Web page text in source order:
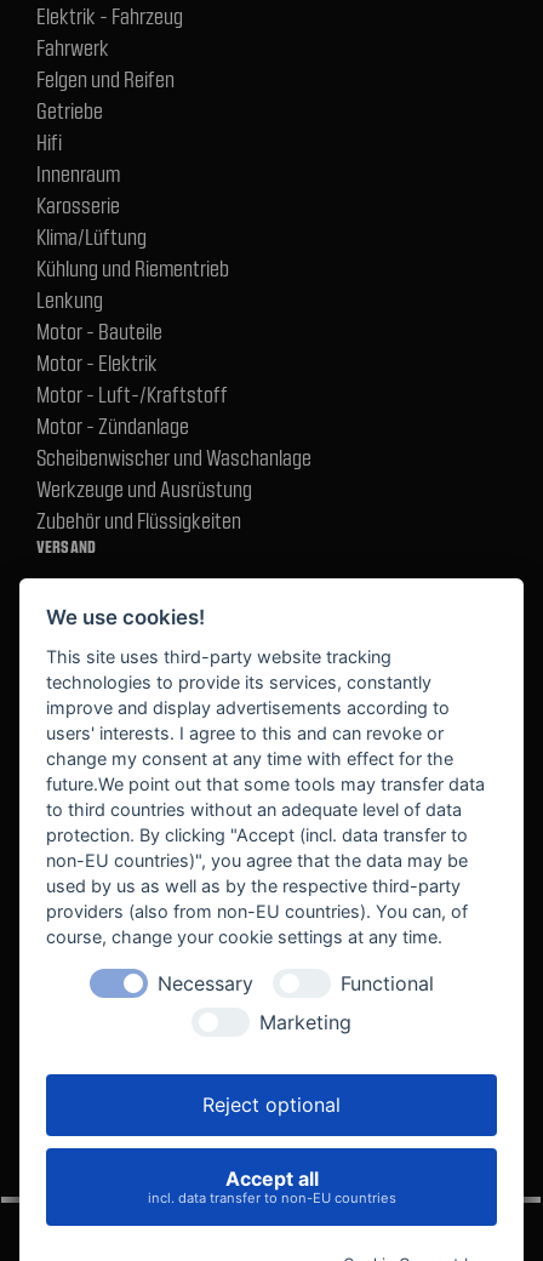
Elektrik - Fahrzeug
Fahrwerk
Felgen und Reifen
Getriebe
Hifi
Innenraum
Karosserie
Klima/Lüftung
Kühlung und Riementrieb
Lenkung
Motor - Bauteile
Motor - Elektrik
Motor - Luft-/Kraftstoff
Motor - Zündanlage
Scheibenwischer und Waschanlage
Werkzeuge und Ausrüstung
Zubehör und Flüssigkeiten
VERSAND
BEKANNT AUS
VELOCITY AUTOMOTIVE
We use cookies!
This site uses third-party website tracking
technologies to provide its services, constantly
improve and display advertisements according to
users' interests. I agree to this and can revoke or
change my consent at any time with effect for the
future.We point out that some tools may transfer data
to third countries without an adequate level of data
protection. By clicking "Accept (incl. data transfer to
non-EU countries)", you agree that the data may be
used by us as well as by the respective third-party
providers (also from non-EU countries). You can, of
course, change your cookie settings at any time.
Necessary
Functional
Marketing
Reject optional
Accept all
incl. data transfer to non-EU countries